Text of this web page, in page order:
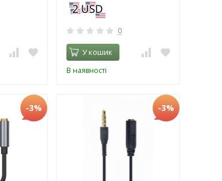
0
У кошик
В наявності
-3% -3%